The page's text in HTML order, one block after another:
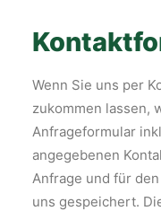
Wenn Sie uns per
zukommen lassen,
Anfrageformular
angegebenen
Anfrage und für
uns gespeichert.